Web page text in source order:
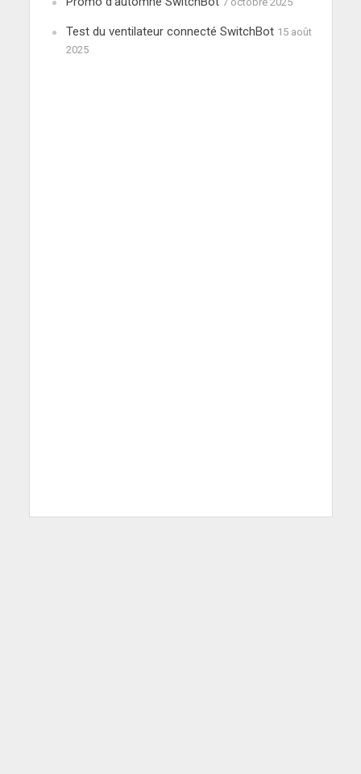
Test du ventilateur connecté SwitchBot 15 août
2025